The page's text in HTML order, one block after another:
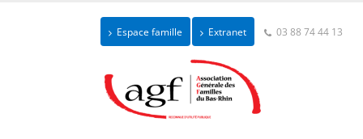
Espace famille Extranet 03 88 74 44 13